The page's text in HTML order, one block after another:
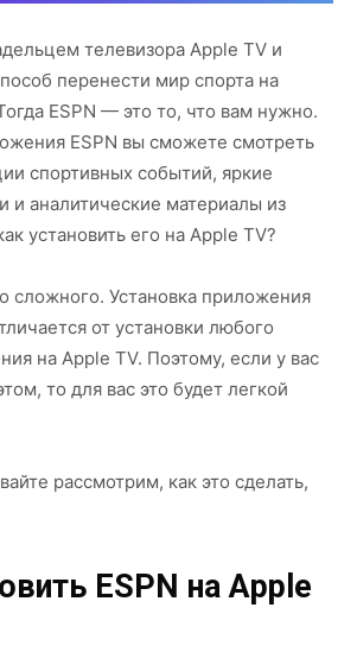
телевизора Apple TV и
перенести мир спорта на
ESPN — это то, что вам нужно.
ESPN вы сможете смотреть
спортивных событий, яркие
и аналитические материалы из
установить его на Apple TV?
сложного. Установка приложения
от установки любого
на Apple TV. Поэтому, если у вас
то для вас это будет легкой
рассмотрим, как это сделать,
ESPN на Apple